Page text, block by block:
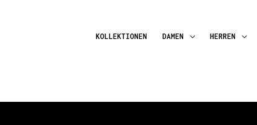
KOLLEKTIONEN DAMEN HERREN